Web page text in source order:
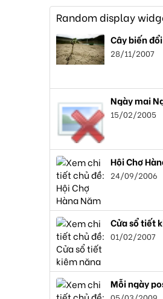
Random display
Cây biến
28/11/2007
Ngày mai
15/02/2005
Hội Chợ
24/09/2006
Cửa sổ tiết
01/02/2007
Mỗi ngày